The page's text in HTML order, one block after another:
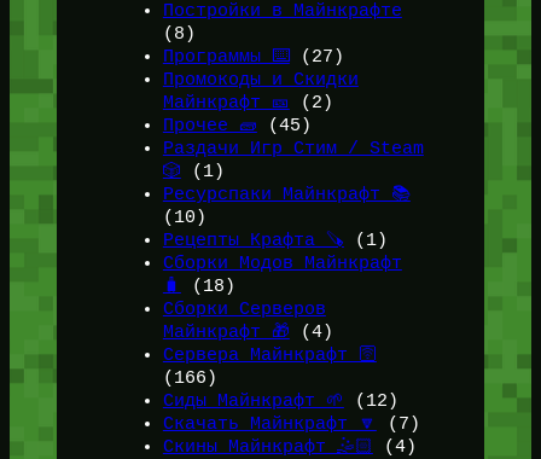
Постройки в Майнкрафте
(8)
Программы ⌨️ (27)
Промокоды и Скидки
Майнкрафт 🎫
(2)
Прочее 🧱 (45)
Раздачи Игр Стим / Steam
🎲 (1)
Ресурспаки Майнкрафт 📚
(10)
Рецепты Крафта 🪚 (1)
Сборки Модов Майнкрафт
🧳
(18)
Сборки Серверов
Майнкрафт 🎁 (4)
Сервера Майнкрафт 🛜
(166)
Сиды Майнкрафт 🌱
(12)
Скачать Майнкрафт 🔽
(7)
Скины Майнкрафт 🤹🏻
(4)